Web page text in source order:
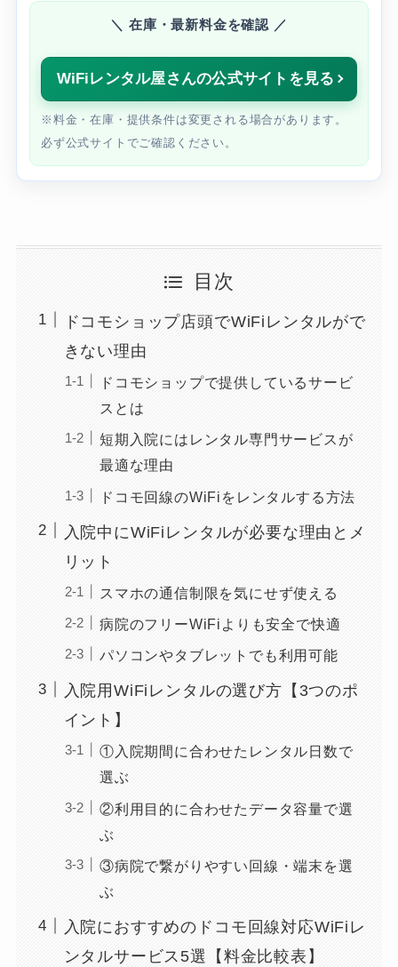
＼ 在庫・最新料金を確認 ／
WiFiレンタル屋さんの公式サイトを見る
※料金・在庫・提供条件は変更される場合があります。
必ず公式サイトでご確認ください。
目次
ドコモショップ店頭でWiFiレンタルがで
きない理由
ドコモショップで提供しているサービ
スとは
短期入院にはレンタル専門サービスが
最適な理由
ドコモ回線のWiFiをレンタルする方法
入院中にWiFiレンタルが必要な理由とメ
リット
スマホの通信制限を気にせず使える
病院のフリーWiFiよりも安全で快適
パソコンやタブレットでも利用可能
入院用WiFiレンタルの選び方【3つのポ
イント】
①入院期間に合わせたレンタル日数で
選ぶ
②利用目的に合わせたデータ容量で選
ぶ
③病院で繋がりやすい回線・端末を選
ぶ
入院におすすめのドコモ回線対応WiFiレ
ンタルサービス5選【料金比較表】